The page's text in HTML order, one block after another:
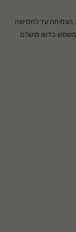
הצמיחה עד לחמישה
משמש כדשן מושלם
עלי הצמח ומעניק